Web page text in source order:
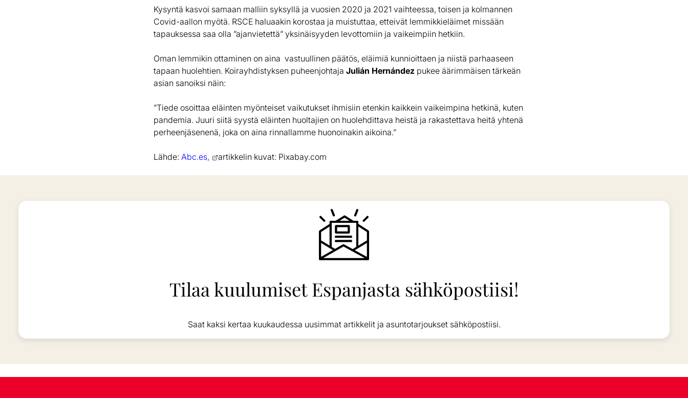
Kysyntä kasvoi samaan malliin syksyllä ja vuosien 2020 ja 2021 vaihteessa, toisen ja kolmannen
Covid-aallon myötä. RSCE haluaakin korostaa ja muistuttaa, etteivät lemmikkieläimet missään
tapauksessa saa olla ”ajanvietettä” yksinäisyyden levottomiin ja vaikeimpiin hetkiin.
Oman lemmikin ottaminen on aina vastuullinen päätös, eläimiä kunnioittaen ja niistä parhaaseen
tapaan huolehtien. Koirayhdistyksen puheenjohtaja Julián Hernández pukee äärimmäisen tärkeän
asian sanoiksi näin:
”Tiede osoittaa eläinten myönteiset vaikutukset ihmisiin etenkin kaikkein vaikeimpina hetkinä, kuten
pandemia. Juuri siitä syystä eläinten huoltajien on huolehdittava heistä ja rakastettava heitä yhtenä
perheenjäsenenä, joka on aina rinnallamme huonoinakin aikoina.”
Lähde: Abc.es, artikkelin kuvat: Pixabay.com
Tilaa kuulumiset Espanjasta sähköpostiisi!
Saat kaksi kertaa kuukaudessa uusimmat artikkelit ja asuntotarjoukset sähköpostiisi.